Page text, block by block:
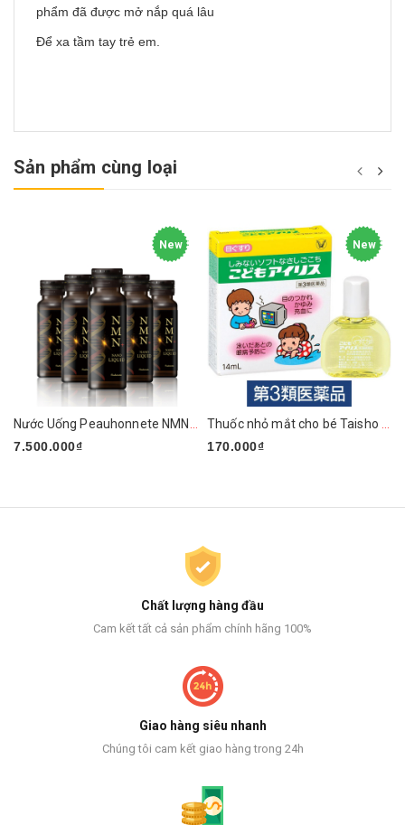
phẩm đã được mở nắp quá lâu
Để xa tầm tay trẻ em.
Sản phẩm cùng loại
New
Nước Uống Peauhonnete NMN+ ARG LIQUID 12000 Nhật Bản
7.500.000₫
New
Thuốc nhỏ mắt cho bé Taisho 14ml
170.000₫
Chất lượng hàng đầu
Cam kết tất cả sản phẩm chính hãng 100%
Giao hàng siêu nhanh
Chúng tôi cam kết giao hàng trong 24h